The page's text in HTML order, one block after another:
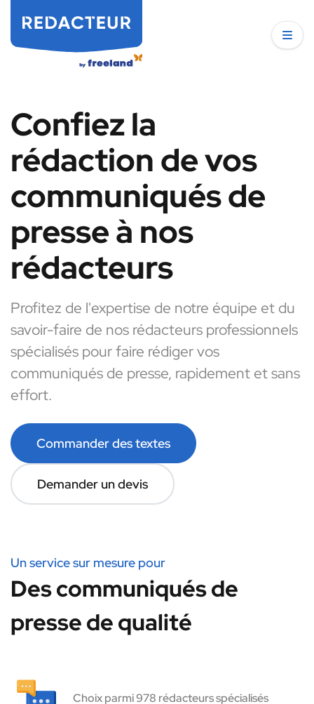
Confiez la
rédaction de vos
communiqués de
presse à nos
rédacteurs
Profitez de l'expertise de notre équipe et du
savoir-faire de nos rédacteurs professionnels
spécialisés pour faire rédiger vos
communiqués de presse, rapidement et sans
effort.
Commander des textes
Demander un devis
Un service sur mesure pour
Des communiqués de
presse de qualité
Choix parmi 978 rédacteurs spécialisés